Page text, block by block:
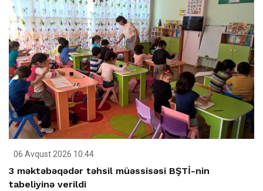
06 Avqust 2026 10:44
3 məktəbəqədər təhsil müəssisəsi BŞTİ-nin
tabeliyinə verildi